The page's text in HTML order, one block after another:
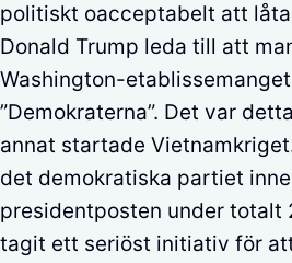
politiskt oacceptabelt att
Donald Trump leda till att
Washington-
”Demokraterna”. Det var
annat startade
det demokratiska partiet
presidentposten under totalt
tagit ett seriöst initiativ för